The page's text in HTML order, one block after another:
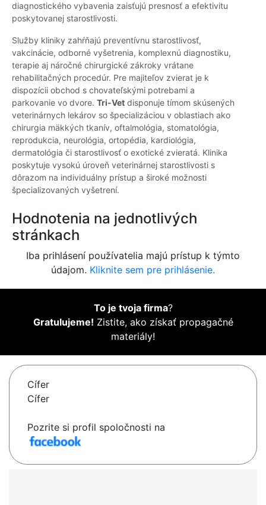
diagnostického vybavenia zaisťujú presnosť a efektivitu
poskytovanej starostlivosti.
Služby kliniky zahŕňajú preventívnu starostlivosť,
vakcinácie, odborné vyšetrenia, komplexnú diagnostiku,
terapie aj náročné chirurgické zákroky vrátane
rehabilitačných procedúr. Pre majiteľov zvierat je k
dispozícii obchod s chovateľskými potrebami a
parkovanie vo dvore. Tri-Vet disponuje tímom skúsených
veterinárnych lekárov so špecializáciou v oblastiach ako
chirurgia mäkkých tkanív, oftalmológia, stomatológia,
reprodukcia, neurológia, ortopédia, kardiológia,
dermatológia či starostlivosť o exotické zvieratá. Klinika
poskytuje vysokú úroveň veterinárnej starostlivosti s
dôrazom na individuálny prístup a široké možnosti
špecializovaných vyšetrení.
Hodnotenia na jednotlivých
stránkach
Iba prihlásení používatelia majú prístup k týmto
údajom. Kliknite sem pre prihlásenie.
To je tvoja firma?
Gratulujeme! Zistite, ako získať propagačné
materiály!
Cífer
Cífer
Pozrite si profil spoločnosti na